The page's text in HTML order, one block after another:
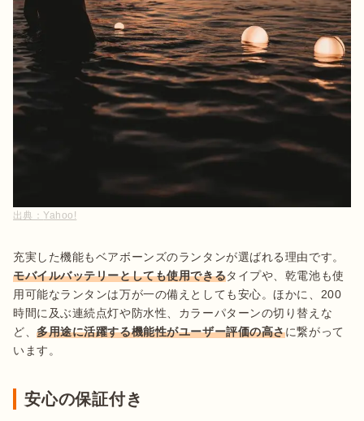
出典：Yahoo!
充実した機能もベアボーンズのランタンが選ばれる理由です。
モバイルバッテリーとしても使用できるタイプや、乾電池も使
用可能なランタンは万が一の備えとしても安心。ほかに、200
時間に及ぶ連続点灯や防水性、カラーパターンの切り替えな
ど、多用途に活躍する機能性がユーザー評価の高さに繋がって
います。
安心の保証付き